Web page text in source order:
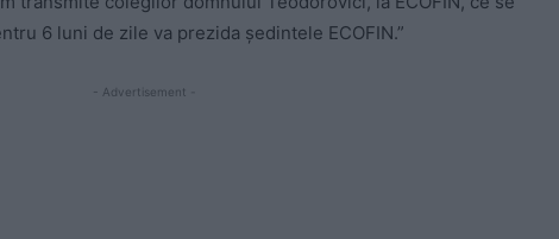
6 luni de zile va prezida ședintele ECOFIN.”
- Advertisement -